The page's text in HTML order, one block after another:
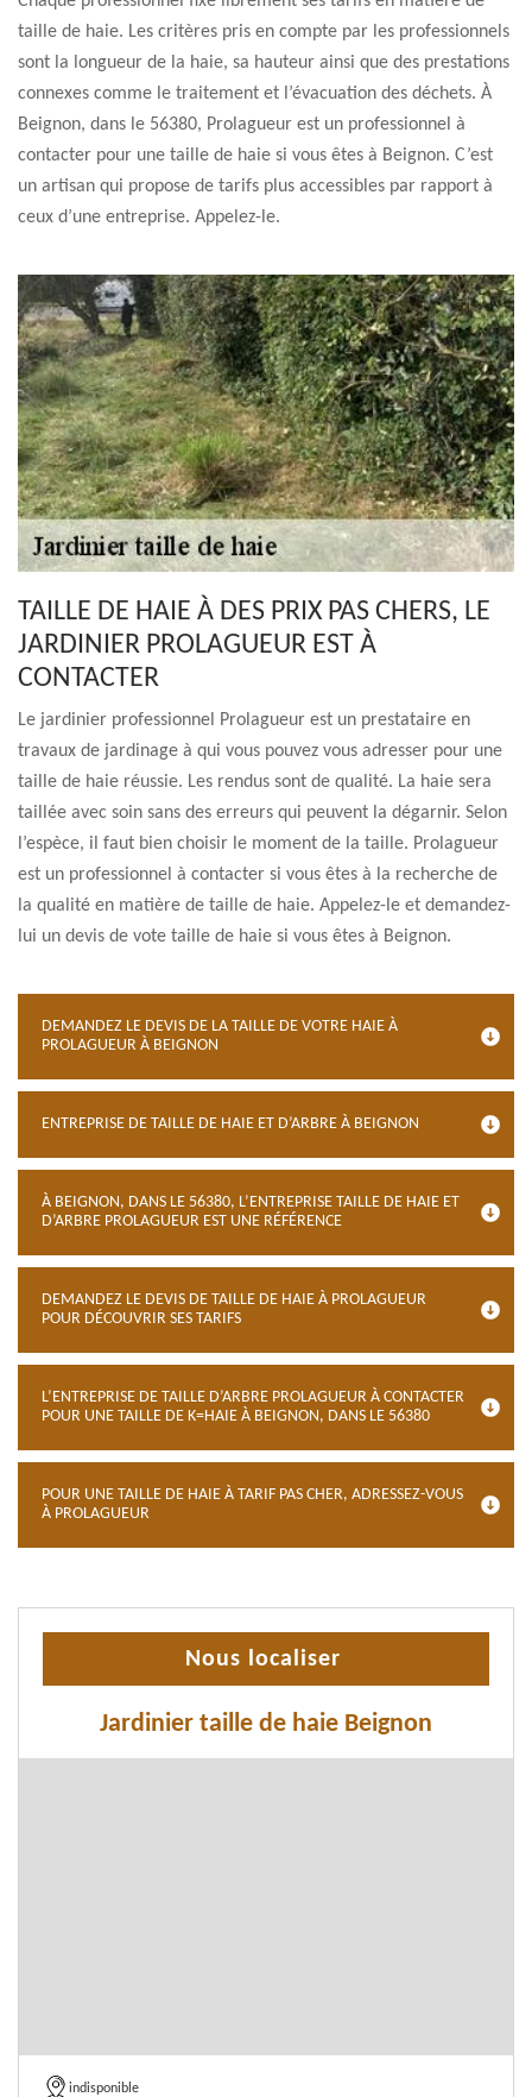
taille de haie. Les critères pris en compte par les professionnels
sont la longueur de la haie, sa hauteur ainsi que des prestations
connexes comme le traitement et l’évacuation des déchets. À
Beignon, dans le 56380, Prolagueur est un professionnel à
contacter pour une taille de haie si vous êtes à Beignon. C’est
un artisan qui propose de tarifs plus accessibles par rapport à
ceux d’une entreprise. Appelez-le.
TAILLE DE HAIE À DES PRIX PAS CHERS, LE
JARDINIER PROLAGUEUR EST À
CONTACTER
Le jardinier professionnel Prolagueur est un prestataire en
travaux de jardinage à qui vous pouvez vous adresser pour une
taille de haie réussie. Les rendus sont de qualité. La haie sera
taillée avec soin sans des erreurs qui peuvent la dégarnir. Selon
l’espèce, il faut bien choisir le moment de la taille. Prolagueur
est un professionnel à contacter si vous êtes à la recherche de
la qualité en matière de taille de haie. Appelez-le et demandez-
lui un devis de vote taille de haie si vous êtes à Beignon.
DEMANDEZ LE DEVIS DE LA TAILLE DE VOTRE HAIE À
PROLAGUEUR À BEIGNON
ENTREPRISE DE TAILLE DE HAIE ET D’ARBRE À BEIGNON
À BEIGNON, DANS LE 56380, L’ENTREPRISE TAILLE DE HAIE ET
D’ARBRE PROLAGUEUR EST UNE RÉFÉRENCE
DEMANDEZ LE DEVIS DE TAILLE DE HAIE À PROLAGUEUR
POUR DÉCOUVRIR SES TARIFS
L’ENTREPRISE DE TAILLE D’ARBRE PROLAGUEUR À CONTACTER
POUR UNE TAILLE DE K=HAIE À BEIGNON, DANS LE 56380
POUR UNE TAILLE DE HAIE À TARIF PAS CHER, ADRESSEZ-VOUS
À PROLAGUEUR
Nous localiser
Jardinier taille de haie Beignon
indisponible